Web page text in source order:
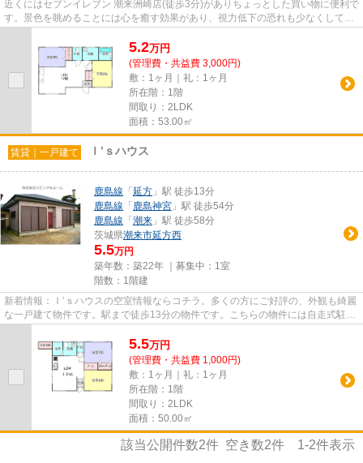
近くにはセブンイレブン 潮来洲崎店(徒歩3分)がありちょっとした買い物に便利で
す。景色を眺めることには心を癒す効果があり、視力低下の恐れも少なくしてく
5.2万円
(管理費・共益費 3,000円)
敷：1ヶ月｜礼：1ヶ月
所在階：1階
間取り：2LDK
面積：53.00㎡
賃貸｜一戸建て Ｉ’ｓハウス
鹿島線 「 延方 」駅 徒歩13分
鹿島線 「 鹿島神宮 」駅 徒歩54分
鹿島線 「 潮来 」駅 徒歩58分
茨城県潮来市延方西
5.5万円
築年数：築22年 ｜募集中： 1室
階数：1階建
新着情報：Ｉ’ｓハウスの空室情報ならコチラ。多くの方にご好評の、外観も綺麗
な一戸建て物件です。駅まで徒歩13分の物件です。こちらの物件には自走式駐車
5.5万円
(管理費・共益費 1,000円)
敷：1ヶ月｜礼：1ヶ月
所在階：1階
間取り：2LDK
面積：50.00㎡
該当公開件数2件 空き数2件 1-2件表示